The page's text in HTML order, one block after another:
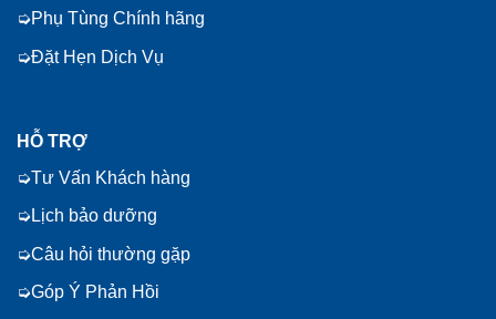
Phụ Tùng Chính hãng
Đặt Hẹn Dịch Vụ
HỖ TRỢ
Tư Vấn Khách hàng
Lịch bảo dưỡng
Câu hỏi thường gặp
Góp Ý Phản Hồi